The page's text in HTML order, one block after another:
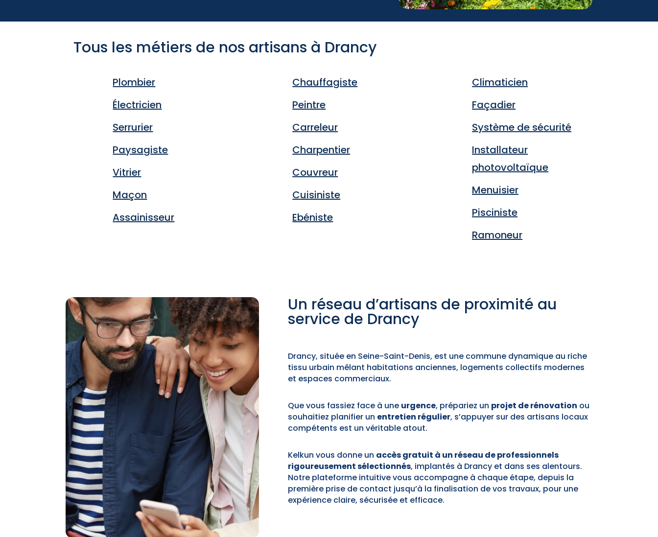
Tous les métiers de nos artisans à Drancy
Plombier
Électricien
Serrurier
Paysagiste
Vitrier
Maçon
Assainisseur
Chauffagiste
Peintre
Carreleur
Charpentier
Couvreur
Cuisiniste
Ebéniste
Climaticien
Façadier
Système de sécurité
Installateur
photovoltaïque
Menuisier
Pisciniste
Ramoneur
Un réseau d’artisans de proximité au
service de Drancy
Drancy, située en Seine-Saint-Denis, est une commune dynamique au riche
tissu urbain mêlant habitations anciennes, logements collectifs modernes
et espaces commerciaux.
Que vous fassiez face à une urgence, prépariez un projet de rénovation ou
souhaitiez planifier un entretien régulier, s’appuyer sur des artisans locaux
compétents est un véritable atout.
Kelkun vous donne un accès gratuit à un réseau de professionnels
rigoureusement sélectionnés, implantés à Drancy et dans ses alentours.
Notre plateforme intuitive vous accompagne à chaque étape, depuis la
première prise de contact jusqu’à la finalisation de vos travaux, pour une
expérience claire, sécurisée et efficace.